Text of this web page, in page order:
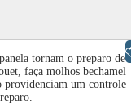
tornam o preparo de
faça molhos bechamel
providenciam um controle